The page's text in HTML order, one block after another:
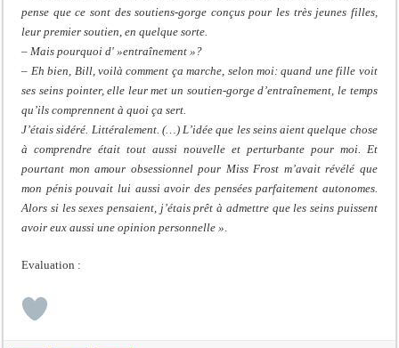
pense que ce sont des soutiens-gorge conçus pour les très jeunes filles,
leur premier soutien, en quelque sorte.
– Mais pourquoi d' »entraînement »?
– Eh bien, Bill, voilà comment ça marche, selon moi: quand une fille voit
ses seins pointer, elle leur met un soutien-gorge d’entraînement, le temps
qu’ils comprennent à quoi ça sert.
J’étais sidéré. Littéralement. (…) L’idée que les seins aient quelque chose
à comprendre était tout aussi nouvelle et perturbante pour moi. Et
pourtant mon amour obsessionnel pour Miss Frost m’avait révélé que
mon pénis pouvait lui aussi avoir des pensées parfaitement autonomes.
Alors si les sexes pensaient, j’étais prêt à admettre que les seins puissent
avoir eux aussi une opinion personnelle ».
Evaluation :